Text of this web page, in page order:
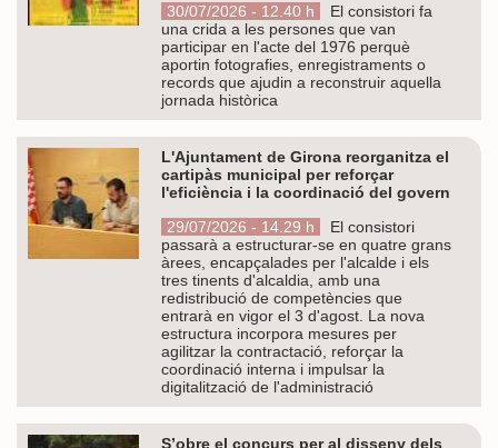
30/07/2026 - 12.40 h
El consistori fa
una crida a les persones que van
participar en l'acte del 1976 perquè
aportin fotografies, enregistraments o
records que ajudin a reconstruir aquella
jornada històrica
L'Ajuntament de Girona reorganitza el
cartipàs municipal per reforçar
l'eficiència i la coordinació del govern
29/07/2026 - 14.29 h
El consistori
passarà a estructurar-se en quatre grans
àrees, encapçalades per l'alcalde i els
tres tinents d'alcaldia, amb una
redistribució de competències que
entrarà en vigor el 3 d'agost. La nova
estructura incorpora mesures per
agilitzar la contractació, reforçar la
coordinació interna i impulsar la
digitalització de l'administració
S’obre el concurs per al disseny dels